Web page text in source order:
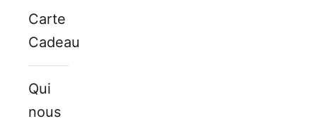
Carte
Cadeau
Qui
nous